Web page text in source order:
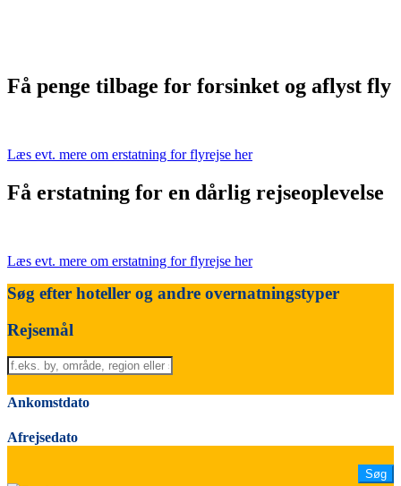
Få penge tilbage for forsinket og aflyst fly
Læs evt. mere om erstatning for flyrejse her
Få erstatning for en dårlig rejseoplevelse
Læs evt. mere om erstatning for flyrejse her
Søg efter hoteller og andre overnatningstyper
Rejsemål
Ankomstdato
Afrejsedato